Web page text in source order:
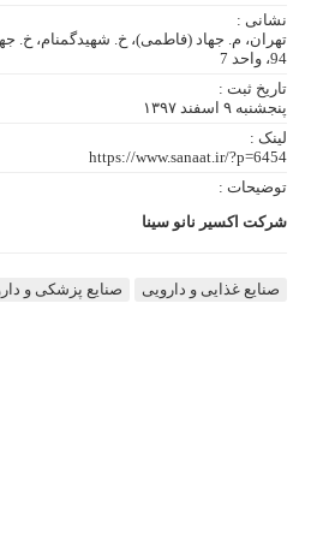
نشانی :
تهران، م. جهاد (فاطمی)، خ. شهیدگمنام، خ.
94، واحد 7
تاریخ ثبت :
پنجشنبه ۹ اسفند ۱۳۹۷
لینک :
https://www.sanaat.ir/?p=6454
توضیحات :
شرکت اکسیر نانو سینا
صنایع غذایی و دارویی صنایع پزشکی و